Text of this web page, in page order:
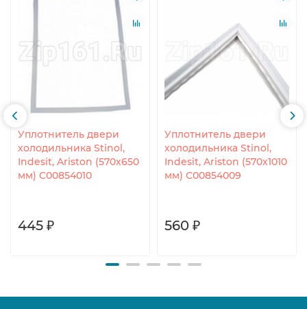
Уплотнитель двери
холодильника Stinol,
Indesit, Ariston (570х650
мм) C00854010
445 ₽
Уплотнитель двери
холодильника Stinol,
Indesit, Ariston (570x1010
мм) C00854009
560 ₽